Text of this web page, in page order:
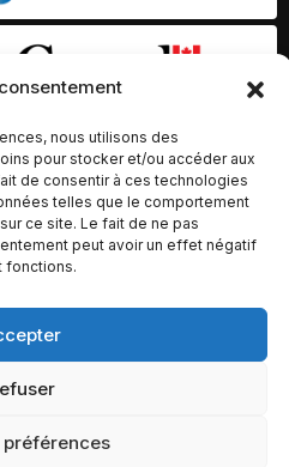
nous utilisons des
pour stocker et/ou accéder aux
de consentir à ces technologies
telles que le comportement
ce site. Le fait de ne pas
peut avoir un effet négatif
fonctions.
préférences
Inc |
développé par Chameleon Ideas